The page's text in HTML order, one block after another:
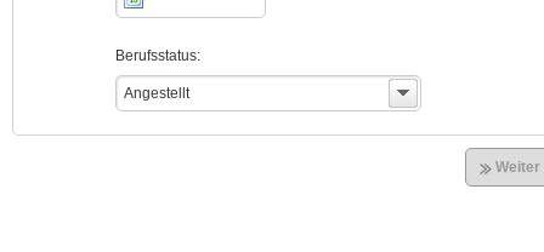
Berufsstatus:
Angestellt
Weiter